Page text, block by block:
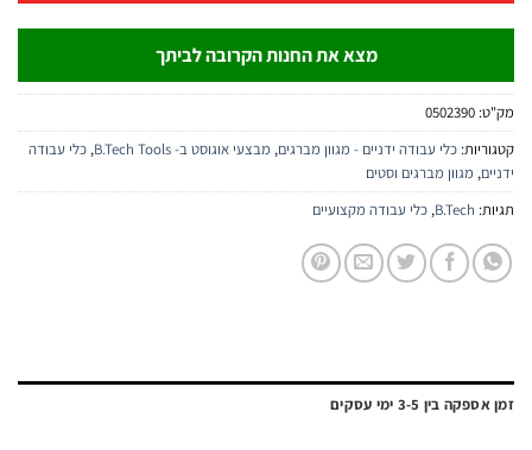
מצא את החנות הקרובה לביתך
0502390
כלי עבודה ידניים - מגוון מברגים ,מבצעי אוגוסט ב- B.Tech Tools ,כלי עבודה
מגוון מברגים וסטים
B.Tech
,כלי עבודה מקצועיים
בין 3-5 ימי עסקים